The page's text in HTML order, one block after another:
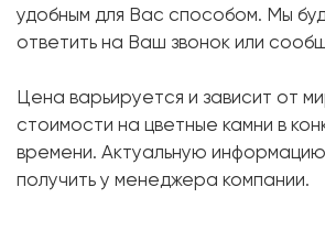
Бриллиант:
Форма огранки:
Бриллиант:
Форма огранки:
Металл:
удобным для Вас способом. Мы
ответить на Ваш звонок или
Цена варьируется и зависит от
стоимости на цветные камни в
времени. Актуальную
получить у менеджера компании.